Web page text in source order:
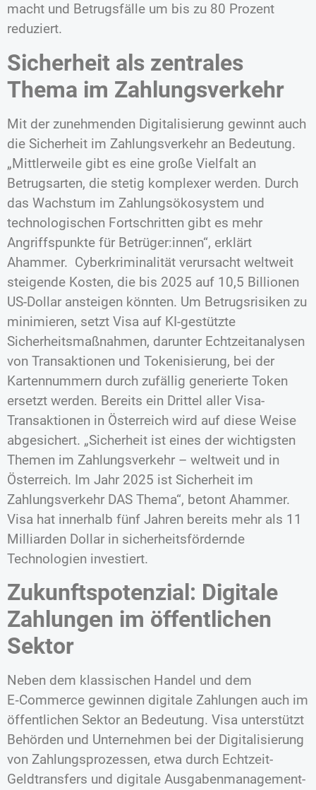
macht und Betrugsfälle um bis zu 80 Prozent
reduziert.
Sicherheit als zentrales
Thema im Zahlungsverkehr
Mit der zunehmenden Digitalisierung gewinnt auch
die Sicherheit im Zahlungsverkehr an Bedeutung.
„Mittlerweile gibt es eine große Vielfalt an
Betrugsarten, die stetig komplexer werden. Durch
das Wachstum im Zahlungsökosystem und
technologischen Fortschritten gibt es mehr
Angriffspunkte für Betrüger:innen“, erklärt
Ahammer. Cyberkriminalität verursacht weltweit
steigende Kosten, die bis 2025 auf 10,5 Billionen
US-Dollar ansteigen könnten. Um Betrugsrisiken zu
minimieren, setzt Visa auf KI-gestützte
Sicherheitsmaßnahmen, darunter Echtzeitanalysen
von Transaktionen und Tokenisierung, bei der
Kartennummern durch zufällig generierte Token
ersetzt werden. Bereits ein Drittel aller Visa-
Transaktionen in Österreich wird auf diese Weise
abgesichert. „Sicherheit ist eines der wichtigsten
Themen im Zahlungsverkehr – weltweit und in
Österreich. Im Jahr 2025 ist Sicherheit im
Zahlungsverkehr DAS Thema“, betont Ahammer.
Visa hat innerhalb fünf Jahren bereits mehr als 11
Milliarden Dollar in sicherheitsfördernde
Technologien investiert.
Zukunftspotenzial: Digitale
Zahlungen im öffentlichen
Sektor
Neben dem klassischen Handel und dem
E‑Commerce gewinnen digitale Zahlungen auch im
öffentlichen Sektor an Bedeutung. Visa unterstützt
Behörden und Unternehmen bei der Digitalisierung
von Zahlungsprozessen, etwa durch Echtzeit-
Geldtransfers und digitale Ausgabenmanagement-